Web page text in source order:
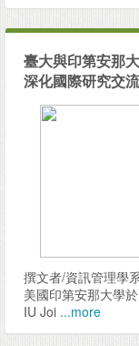
09 ［臺灣企銀］115
Adaptive Traffic
Prioritization
Quality of Service
Networking
04 Etude: Piano
Stage Approach
Decode
臺大與印第安那
深化國際研究交流
撰文者/資訊管理學
美國印第安那大學
IU Joi ...more